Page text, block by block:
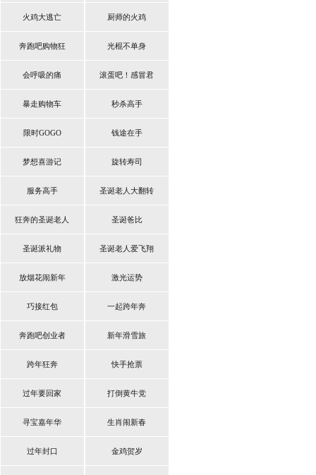
火鸡大逃亡 厨师的火鸡
奔跑吧购物狂 光棍不单身
会呼吸的痛 滚蛋吧！感冒君
暴走购物车 秒杀高手
限时GOGO 钱途在手
梦想喜游记 旋转寿司
服务高手 圣诞老人大翻转
狂奔的圣诞老人 圣诞爸比
圣诞派礼物 圣诞老人爱飞翔
放烟花闹新年 激光运势
巧接红包 一起跨年奔
奔跑吧创业者 新年滑雪旅
跨年狂奔 快手抢票
过年要回家 打倒黄牛党
寻宝嘉年华 生肖闹新春
过年封口 金鸡贺岁